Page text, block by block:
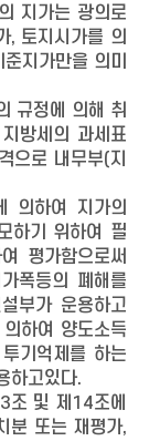
지가는 광의로
, 토지시가를 의
지가만을 의미
규정에 의해 취
방세의 과세표
으로 내무부(지
의하여 지가의
하기 위하여 필
평가함으로써
폭등의 폐해를
부가 운용하고
하여 양도소득
기억제를 하는
하고있다.
조 및 제14조에
분 또는 재평가,